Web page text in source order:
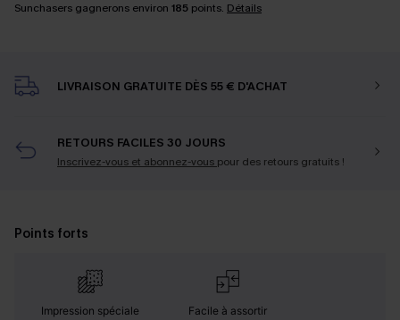
Sunchasers gagnerons environ 185 points. Détails
LIVRAISON GRATUITE DÈS 55 € D'ACHAT
RETOURS FACILES 30 JOURS
Inscrivez-vous et abonnez-vous pour des retours gratuits !
Points forts
Impression spéciale Facile à assortir